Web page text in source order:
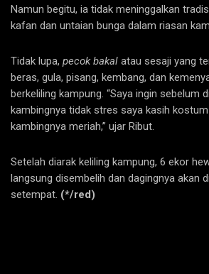
Namun begitu, ia tidak meninggalkan
kafan dan untaian bunga dalam riasan
Tidak lupa, pecok bakal atau sesaji yang
beras, gula, pisang, kembang, dan
berkeliling kampung. “Saya ingin sebelum
kambingnya tidak stres saya kasih
kambingnya meriah,” ujar Ribut.
Setelah diarak keliling kampung, 6 ekor
langsung disembelih dan dagingnya akan
setempat. (*/red)